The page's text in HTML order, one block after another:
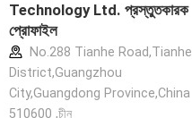
Technology Ltd. প্রস্তুতকারক
প্রোফাইল
No.288 Tianhe Road,Tianhe
District,Guangzhou
City,Guangdong Province,China
510600 ,চীন